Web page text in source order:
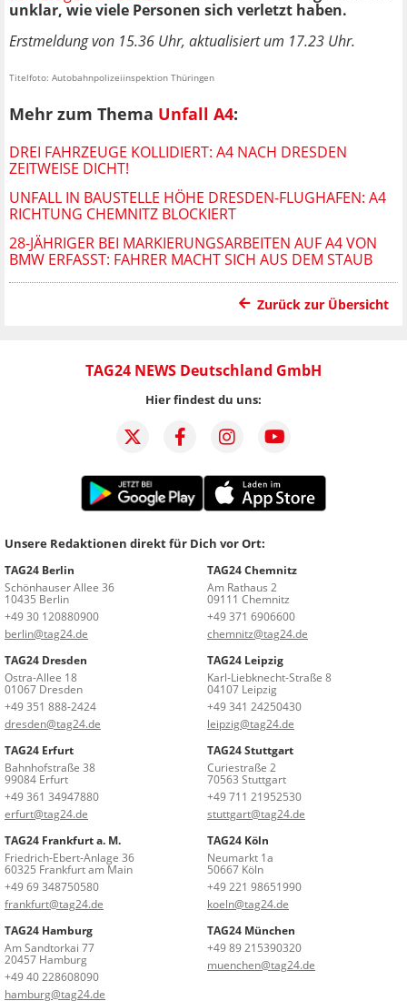
unklar, wie viele Personen sich verletzt haben.
Erstmeldung von 15.36 Uhr, aktualisiert um 17.23 Uhr.
Titelfoto: Autobahnpolizeiinspektion Thüringen
Mehr zum Thema Unfall A4:
DREI FAHRZEUGE KOLLIDIERT: A4 NACH DRESDEN
ZEITWEISE DICHT!
UNFALL IN BAUSTELLE HÖHE DRESDEN-FLUGHAFEN: A4
RICHTUNG CHEMNITZ BLOCKIERT
28-JÄHRIGER BEI MARKIERUNGSARBEITEN AUF A4 VON
BMW ERFASST: FAHRER MACHT SICH AUS DEM STAUB
Zurück zur Übersicht
TAG24 NEWS Deutschland GmbH
Hier findest du uns:
Unsere Redaktionen direkt für Dich vor Ort:
TAG24 Berlin
Schönhauser Allee 36
10435 Berlin
+49 30 120880900
berlin@tag24.de
TAG24 Chemnitz
Am Rathaus 2
09111 Chemnitz
+49 371 6906600
chemnitz@tag24.de
TAG24 Dresden
Ostra-Allee 18
01067 Dresden
+49 351 888-2424
dresden@tag24.de
TAG24 Leipzig
Karl-Liebknecht-Straße 8
04107 Leipzig
+49 341 24250430
leipzig@tag24.de
TAG24 Erfurt
Bahnhofstraße 38
99084 Erfurt
+49 361 34947880
erfurt@tag24.de
TAG24 Stuttgart
Curiestraße 2
70563 Stuttgart
+49 711 21952530
stuttgart@tag24.de
TAG24 Frankfurt a. M.
Friedrich-Ebert-Anlage 36
60325 Frankfurt am Main
+49 69 348750580
frankfurt@tag24.de
TAG24 Köln
Neumarkt 1a
50667 Köln
+49 221 98651990
koeln@tag24.de
TAG24 Hamburg
Am Sandtorkai 77
20457 Hamburg
+49 40 228608090
hamburg@tag24.de
TAG24 München
+49 89 215390320
muenchen@tag24.de